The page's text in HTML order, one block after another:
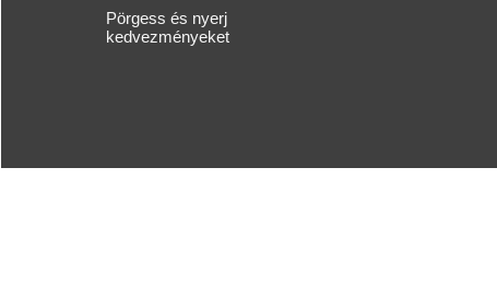
Pörgess és nyerj
kedvezményeket